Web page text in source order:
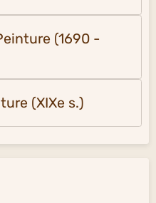
(1690 -
(XIXe s.)